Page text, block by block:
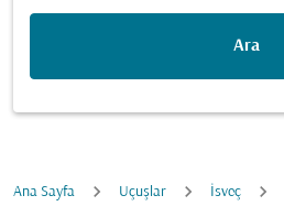
Ara
Ana Sayfa Uçuşlar İsveç